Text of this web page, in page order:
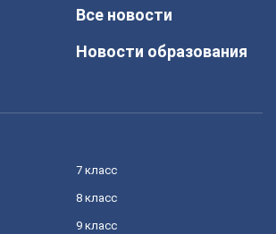
Все новости
Новости образования
7 класс
8 класс
9 класс